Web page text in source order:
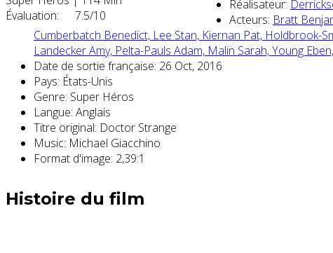
Évaluation:
7.5/10
Réalisateur:
Acteurs: Bratt
Cumberbatch Benedict, Lee Stan, Kiernan Pat, Holdbrook-
Landecker Amy, Pelta-Pauls Adam, Malin Sarah,Young Eben,
Date de sortie française: 26 Oct, 2016
Pays: États-Unis
Genre: Super Héros
Langue: Anglais
Titre original: Doctor Strange
Music: Michael Giacchino
Format d'image: 2,39:1
Histoire du film